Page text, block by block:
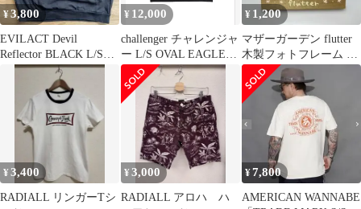
¥3,800
EVILACT Devil
Reflector BLACK L/S
TEE
¥ 12,000
challenger チャレンジャ
ー L/S OVAL EAGLE
TEE
¥ 1,200
マザーガーデン flutter
木製フォトフレーム い
ちご カントリー レトロ
¥3,400
RADIALL リンガーTシ
¥3,000
RADIALL アロハ ハ
¥7,800
AMERICAN WANNABE